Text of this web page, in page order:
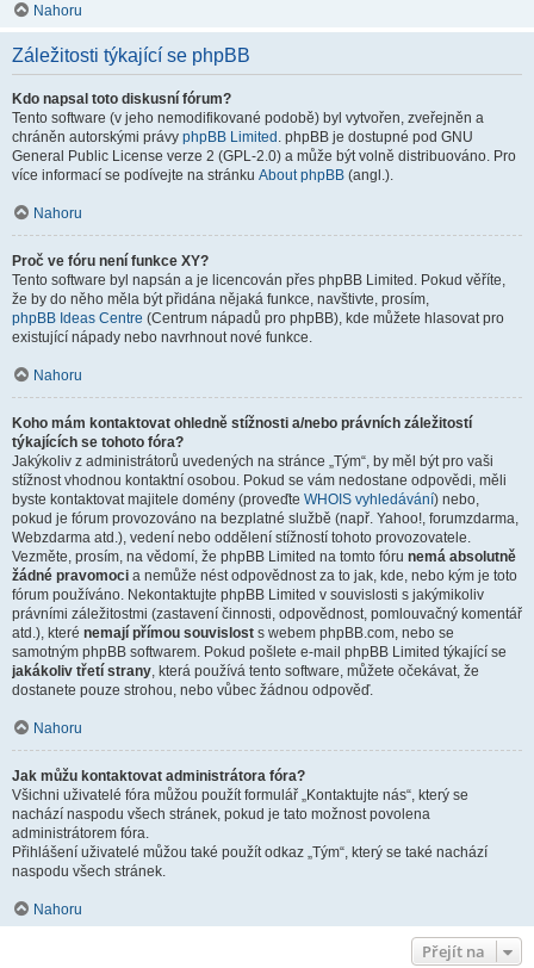
Nahoru
Záležitosti týkající se phpBB
Kdo napsal toto diskusní fórum?
Tento software (v jeho nemodifikované podobě) byl vytvořen, zveřejněn a
chráněn autorskými právy phpBB Limited . phpBB je dostupné pod GNU
General Public License verze 2 (GPL-2.0) a může být volně distribuováno. Pro
více informací se podívejte na stránku About phpBB (angl.).
Nahoru
Proč ve fóru není funkce XY?
Tento software byl napsán a je licencován přes phpBB Limited. Pokud věříte,
že by do něho měla být přidána nějaká funkce, navštivte, prosím,
phpBB Ideas Centre (Centrum nápadů pro phpBB), kde můžete hlasovat pro
existující nápady nebo navrhnout nové funkce.
Nahoru
Koho mám kontaktovat ohledně stížnosti a/nebo právních záležitostí
týkajících se tohoto fóra?
Jakýkoliv z administrátorů uvedených na stránce „Tým“, by měl být pro vaši
stížnost vhodnou kontaktní osobou. Pokud se vám nedostane odpovědi, měli
byste kontaktovat majitele domény (proveďte WHOIS vyhledávání) nebo,
pokud je fórum provozováno na bezplatné službě (např. Yahoo!, forumzdarma,
Webzdarma atd.), vedení nebo oddělení stížností tohoto provozovatele.
Vezměte, prosím, na vědomí, že phpBB Limited na tomto fóru nemá absolutně
žádné pravomoci a nemůže nést odpovědnost za to jak, kde, nebo kým je toto
fórum používáno. Nekontaktujte phpBB Limited v souvislosti s jakýmikoliv
právními záležitostmi (zastavení činnosti, odpovědnost, pomlouvačný komentář
atd.), které nemají přímou souvislost s webem phpBB.com, nebo se
samotným phpBB softwarem. Pokud pošlete e-mail phpBB Limited týkající se
jakákoliv třetí strany, která používá tento software, můžete očekávat, že
dostanete pouze strohou, nebo vůbec žádnou odpověď.
Nahoru
Jak můžu kontaktovat administrátora fóra?
Všichni uživatelé fóra můžou použít formulář „Kontaktujte nás“, který se
nachází naspodu všech stránek, pokud je tato možnost povolena
administrátorem fóra.
Přihlášení uživatelé můžou také použít odkaz „Tým“, který se také nachází
naspodu všech stránek.
Nahoru
Přejít na